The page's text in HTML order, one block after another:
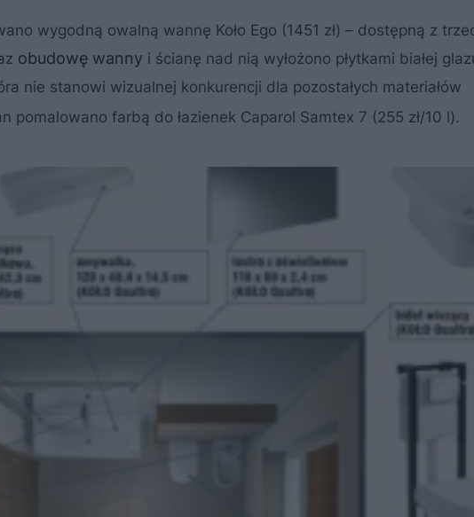
wygodną owalną wannę Koło Ego (1451 zł) – dostępną z
obudowę wanny i ścianę nad nią wyłożono płytkami białej
nie stanowi wizualnej konkurencji dla pozostałych materiałów
pomalowano farbą do łazienek Caparol Samtex 7 (255 zł/10 l).